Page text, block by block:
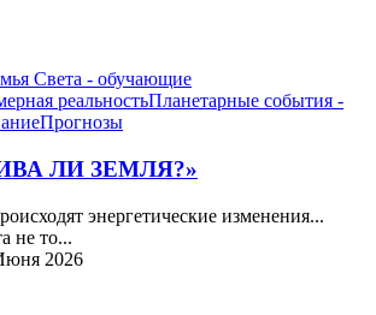
Света - обучающие
реальностьПланетарные события -
Прогнозы
ЛИ ЗЕМЛЯ?»
энергетические изменения...
не то...
2026